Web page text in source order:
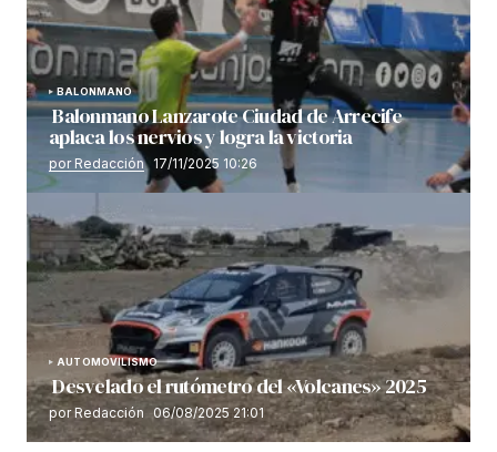
BALONMANO
Balonmano Lanzarote Ciudad de Arrecife
aplaca los nervios y logra la victoria
por Redacción 17/11/2025 10:26
AUTOMOVILISMO
Desvelado el rutómetro del «Volcanes» 2025
por Redacción 06/08/2025 21:01